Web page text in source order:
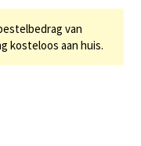
van
kosteloos aan huis.